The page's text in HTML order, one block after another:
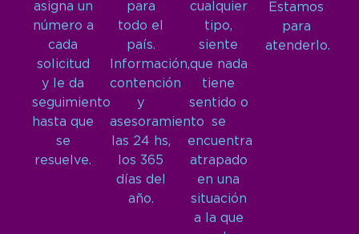
asigna un
número a
cada
solicitud
y le da
seguimiento
hasta que
se
resuelve.
para
todo el
país.
Información,
contención
y
asesoramiento
las 24 hs,
los 365
días del
año.
cualquier
tipo,
siente
que nada
tiene
sentido o
se
encuentra
atrapado
en una
situación
a la que
Estamos
para
atenderlo.